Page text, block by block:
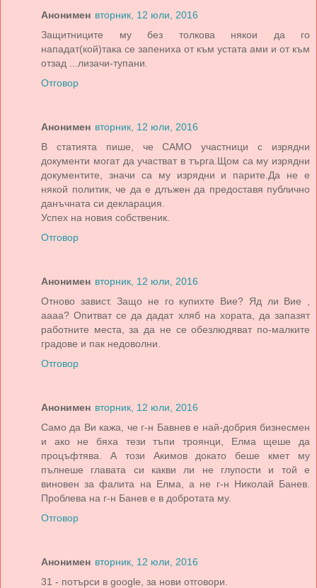
Анонимен вторник, 12 юли, 2016
Защитниците му без толкова някои да го
нападат(кой)така се запениха от към устата ами и от към
отзад ...лизачи-тупани.
Отговор
Анонимен вторник, 12 юли, 2016
В статията пише, че САМО участници с изрядни
документи могат да участват в търга.Щом са му изрядни
документите, значи са му изрядни и парите.Да не е
някой политик, че да е длъжен да предоставя публично
данъчната си декларация.
Успех на новия собственик.
Отговор
Анонимен вторник, 12 юли, 2016
Отново завист. Защо не го купихте Вие? Яд ли Вие ,
аааа? Опитват се да дадат хляб на хората, да запазят
работните места, за да не се обезлюдяват по-малките
градове и пак недоволни.
Отговор
Анонимен вторник, 12 юли, 2016
Само да Ви кажа, че г-н Бавнев е най-добрия бизнесмен
и ако не бяха тези тъпи троянци, Елма щеше да
процъфтява. А този Акимов докато беше кмет му
пълнеше главата си какви ли не глупости и той е
виновен за фалита на Елма, а не г-н Николай Банев.
Проблева на г-н Банев е в добротата му.
Отговор
Анонимен вторник, 12 юли, 2016
31 - потърси в google, за нови отговори.